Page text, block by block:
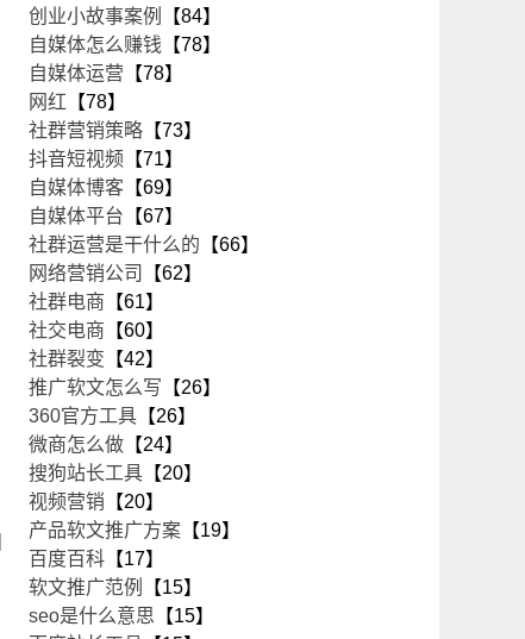
创业小故事案例
【84】
自媒体怎么赚钱 【78】
自媒体运营 【78】
网红 【78】
社群营销策略 【73】
抖音短视频 【71】
自媒体博客 【69】
自媒体平台 【67】
社群运营是干什么的 【66】
网络营销公司
【62】
社群电商 【61】
社交电商 【60】
社群裂变 【42】
推广软文怎么写 【26】
360官方工具 【26】
微商怎么做 【24】
搜狗站长工具 【20】
视频营销 【20】
产品软文推广方案 【19】
百度百科 【17】
软文推广范例
【15】
seo是什么意思 【15】